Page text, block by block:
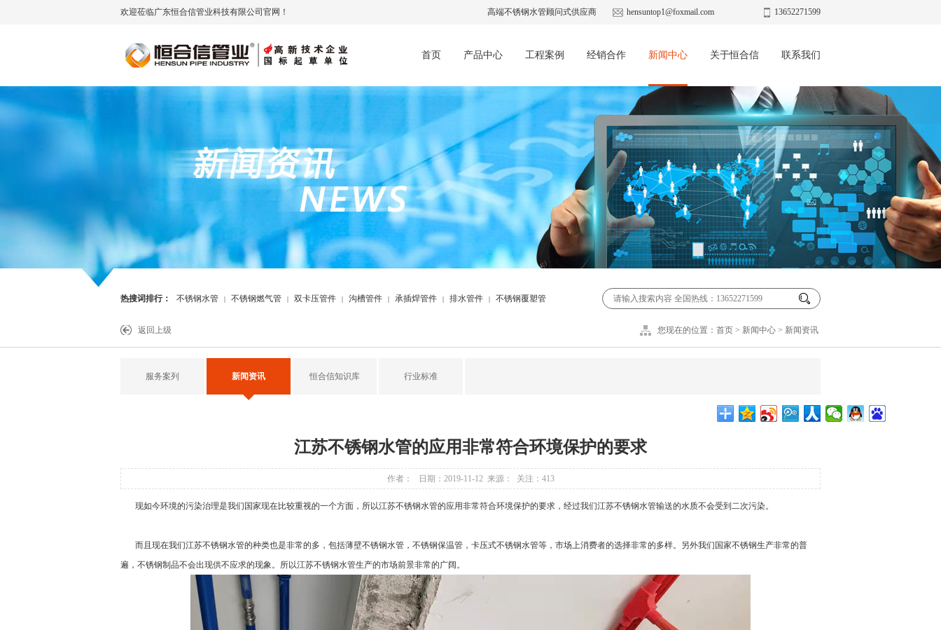
欢迎莅临广东恒合信管业科技有限公司官网！ 高端不锈钢水管顾问式供应商 hensuntop1@foxmail.com 13652271599
首页 产品中心 工程案例 经销合作 新闻中心 关于恒合信 联系我们
热搜词排行： 不锈钢水管 | 不锈钢燃气管 | 双卡压管件 | 沟槽管件 | 承插焊管件 | 排水管件 | 不锈钢覆塑管
返回上级 您现在的位置： 首页 > 新闻中心 > 新闻资讯
服务案列 新闻资讯 恒合信知识库 行业标准
江苏不锈钢水管的应用非常符合环境保护的要求
作者： 日期：2019-11-12 来源： 关注： 413
现如今环境的污染治理是我们国家现在比较重视的一个方面，所以江苏不锈钢水管的应用非常符合环境保护的要求，经过我们江苏不锈钢水管输送的水质不会受到二次污染。
而且现在我们江苏不锈钢水管的种类也是非常的多，包括薄壁不锈钢水管，不锈钢保温管，卡压式不锈钢水管等，市场上消费者的选择非常的多样。另外我们国家不锈钢生产非常的普
遍，不锈钢制品不会出现供不应求的现象。所以江苏不锈钢水管生产的市场前景非常的广阔。